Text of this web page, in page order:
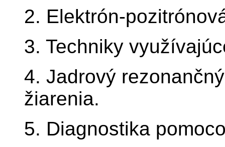
2. Elektrón-
3. Techniky
4. Jadrový
žiarenia.
5. Diagnostika